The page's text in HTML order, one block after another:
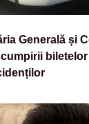
Generală și